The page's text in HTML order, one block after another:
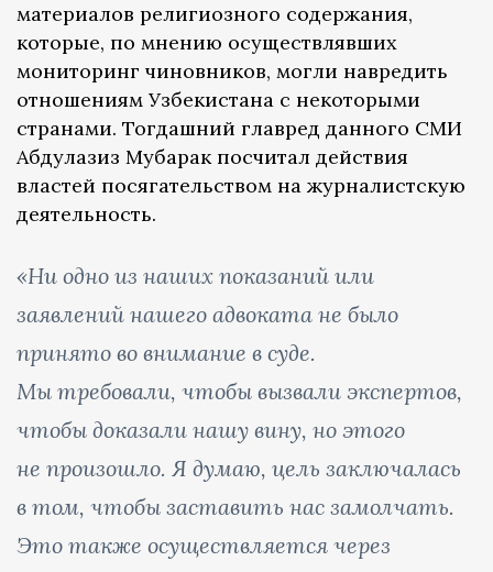
материалов религиозного содержания,
которые, по мнению осуществлявших
мониторинг чиновников, могли навредить
отношениям Узбекистана с некоторыми
странами. Тогдашний главред данного СМИ
Абдулазиз Мубарак посчитал действия
властей посягательством на журналистскую
деятельность.
«Ни одно из наших показаний или
заявлений нашего адвоката не было
принято во внимание в суде.
Мы требовали, чтобы вызвали экспертов,
чтобы доказали нашу вину, но этого
не произошло. Я думаю, цель заключалась
в том, чтобы заставить нас замолчать.
Это также осуществляется через